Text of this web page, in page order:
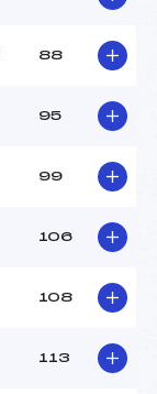
88
95
99
106
108
113